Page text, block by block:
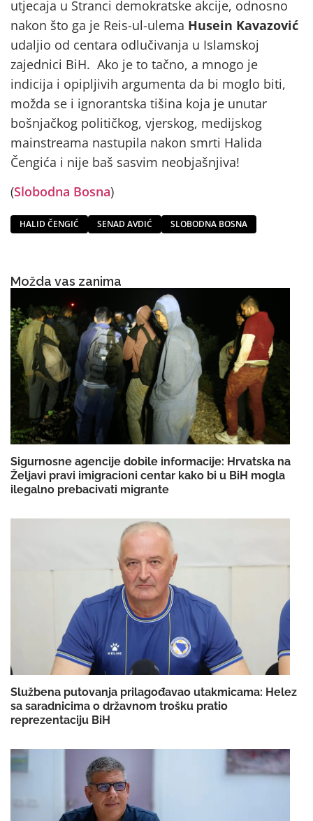
utjecaja u Stranci demokratske akcije, odnosno
nakon što ga je Reis-ul-ulema Husein Kavazović
udaljio od centara odlučivanja u Islamskoj
zajednici BiH. Ako je to tačno, a mnogo je
indicija i opipljivih argumenta da bi moglo biti,
možda se i ignorantska tišina koja je unutar
bošnjačkog političkog, vjerskog, medijskog
mainstreama nastupila nakon smrti Halida
Čengića i nije baš sasvim neobjašnjiva!
(Slobodna Bosna)
HALID ČENGIĆ SENAD AVDIĆ SLOBODNA BOSNA
Možda vas zanima
Sigurnosne agencije dobile informacije: Hrvatska na
Željavi pravi imigracioni centar kako bi u BiH mogla
ilegalno prebacivati migrante
Službena putovanja prilagođavao utakmicama: Helez
sa saradnicima o državnom trošku pratio
reprezentaciju BiH